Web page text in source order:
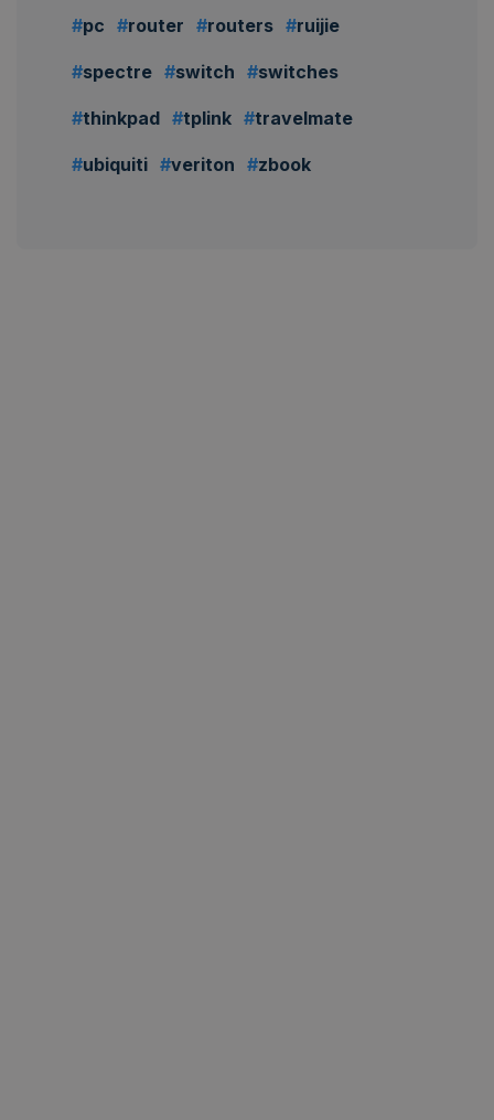
pc router routers ruijie
spectre switch switches
thinkpad tplink travelmate
ubiquiti veriton zbook